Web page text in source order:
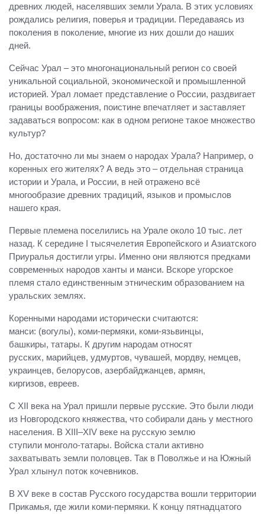
древних людей, населявших земли Урала. В этих условиях
рождались религия, поверья и традиции. Передаваясь из
поколения в поколение, многие из них дошли до наших
дней.
Сейчас Урал – это многонациональный регион со своей
уникальной социальной, экономической и промышленной
историей. Урал ломает представление о России, раздвигает
границы воображения, поистине впечатляет и заставляет
задаваться вопросом: как в одном регионе такое множество
культур?
Но, достаточно ли мы знаем о народах Урала? Например, о
коренных его жителях? А ведь это – отдельная страница
истории и Урала, и России, в ней отражено всё
многообразие древних традиций, языков и промыслов
нашего края.
Первые племена поселились на Урале около 10 тыс. лет
назад. К середине I тысячелетия Европейского и Азиатского
Приуралья достигли угры. Именно они являются предками
современных народов ханты и манси. Вскоре угорское
племя стало единственным этническим образованием на
уральских землях.
Коренными народами исторически считаются:
манси: (вогулы), коми-пермяки, коми-язьвинцы,
башкиры, татары. К другим народам относят
русских, марийцев, удмуртов, чувашей, мордву, немцев,
украинцев, белорусов, азербайджанцев, армян,
киргизов, евреев.
С XII века на Урал пришли первые русские. Это были люди
из Новгородского княжества, что собирали дань у местного
населения. В XIII–XIV веке на русскую землю
ступили монголо-татары. Войска стали активно
захватывать земли половцев. Так в Поволжье и на Южный
Урал хлынул поток кочевников.
В XV веке в состав Русского государства вошли территории
Прикамья, где жили коми-пермяки. К концу пятнадцатого